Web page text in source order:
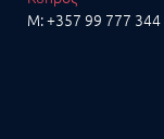
M:+357 99 777 344